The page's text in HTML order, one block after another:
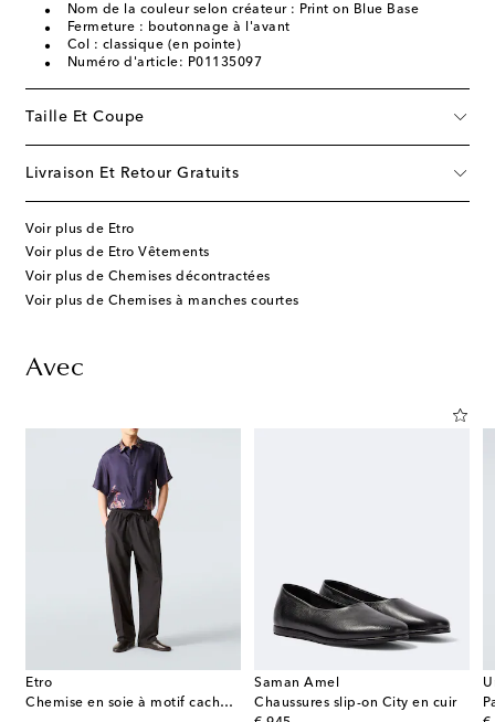
Nom de la couleur selon créateur : Print on Blue Base
Fermeture : boutonnage à l'avant
Col : classique (en pointe)
Numéro d'article: P01135097
Taille Et Coupe
Livraison Et Retour Gratuits
Voir plus de Etro
Voir plus de Etro Vêtements
Voir plus de Chemises décontractées
Voir plus de Chemises à manches courtes
Avec
Etro
Chemise en soie à motif cachemire
Saman Amel
Chaussures slip-on City en cuir